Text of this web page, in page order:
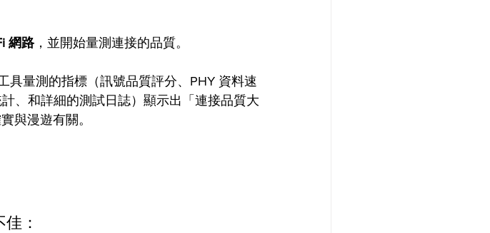
網路，並開始量測連接的品質。
具量測的指標（訊號品質評分、PHY 資料速
、和詳細的測試日誌）顯示出「連接品質大
與漫遊有關。
：